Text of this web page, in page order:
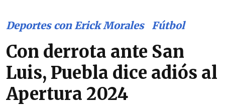
Deportes con Erick Morales Fútbol
Con derrota ante San
Luis, Puebla dice adiós al
Apertura 2024